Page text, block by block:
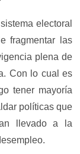
electoral
fragmentar las
plena de
Con lo cual es
tener mayoría
políticas que
llevado a la